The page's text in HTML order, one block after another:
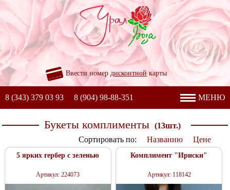
Ввести номер дисконтной карты
8 (343) 379 03 93 8 (904) 98-88-351 МЕНЮ
Букеты комплименты (13шт.)
Сортировать по:
Названию Цене
5 ярких гербер с зеленью
Артикул: 224073
Комплимент "Ириски"
Артикул: 118142